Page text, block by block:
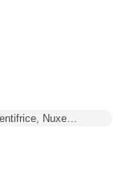
Nuxe…